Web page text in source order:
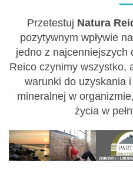
Przetestuj Natura
pozytywnym wpływie
jedno z najcenniejszych
Reico czynimy wszystko,
warunki do uzyskania
mineralnej w
życia w